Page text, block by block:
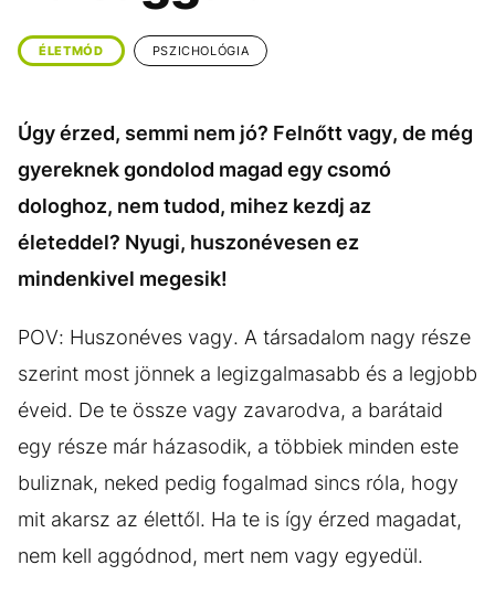
ÉLETMÓD PSZICHOLÓGIA
Úgy érzed, semmi nem jó? Felnőtt vagy, de még
gyereknek gondolod magad egy csomó
dologhoz, nem tudod, mihez kezdj az
életeddel? Nyugi, huszonévesen ez
mindenkivel megesik!
POV: Huszonéves vagy. A társadalom nagy része
szerint most jönnek a legizgalmasabb és a legjobb
éveid. De te össze vagy zavarodva, a barátaid
egy része már házasodik, a többiek minden este
buliznak, neked pedig fogalmad sincs róla, hogy
mit akarsz az élettől. Ha te is így érzed magadat,
nem kell aggódnod, mert nem vagy egyedül.